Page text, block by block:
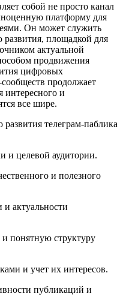
собой не просто канал
платформу для
Он может служить
развития, площадкой для
актуальной
продвижения
цифровых
продолжает
интересного и
все шире.
телеграм-паблика
и целевой аудитории.
и полезного
актуальности
понятную структуру
и учет их интересов.
публикаций и